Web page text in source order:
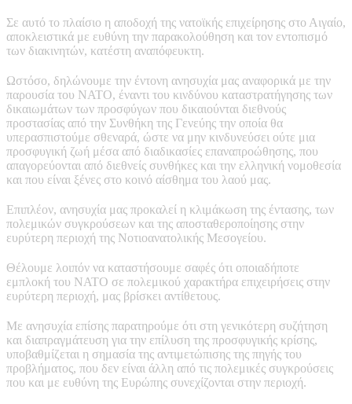
Σε αυτό το πλαίσιο η αποδοχή της νατοϊκής επιχείρησης στο Αιγαίο,
αποκλειστικά με ευθύνη την παρακολούθηση και τον εντοπισμό
των διακινητών, κατέστη αναπόφευκτη.
Ωστόσο, δηλώνουμε την έντονη ανησυχία μας αναφορικά με την
παρουσία του ΝΑΤΟ, έναντι του κινδύνου καταστρατήγησης των
δικαιωμάτων των προσφύγων που δικαιούνται διεθνούς
προστασίας από την Συνθήκη της Γενεύης την οποία θα
υπερασπιστούμε σθεναρά, ώστε να μην κινδυνεύσει ούτε μια
προσφυγική ζωή μέσα από διαδικασίες επαναπροώθησης, που
απαγορεύονται από διεθνείς συνθήκες και την ελληνική νομοθεσία
και που είναι ξένες στο κοινό αίσθημα του λαού μας.
Επιπλέον, ανησυχία μας προκαλεί η κλιμάκωση της έντασης, των
πολεμικών συγκρούσεων και της αποσταθεροποίησης στην
ευρύτερη περιοχή της Νοτιοανατολικής Μεσογείου.
Θέλουμε λοιπόν να καταστήσουμε σαφές ότι οποιαδήποτε
εμπλοκή του ΝΑΤΟ σε πολεμικού χαρακτήρα επιχειρήσεις στην
ευρύτερη περιοχή, μας βρίσκει αντίθετους.
Με ανησυχία επίσης παρατηρούμε ότι στη γενικότερη συζήτηση
και διαπραγμάτευση για την επίλυση της προσφυγικής κρίσης,
υποβαθμίζεται η σημασία της αντιμετώπισης της πηγής του
προβλήματος, που δεν είναι άλλη από τις πολεμικές συγκρούσεις
που και με ευθύνη της Ευρώπης συνεχίζονται στην περιοχή.